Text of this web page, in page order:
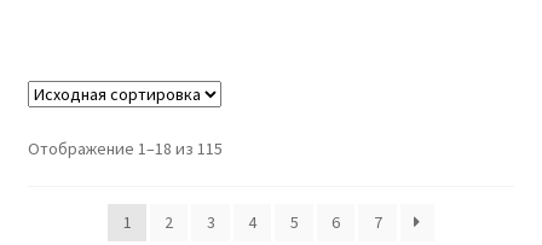
Отображение 1–18 из 115
1 2 3 4 5 6 7